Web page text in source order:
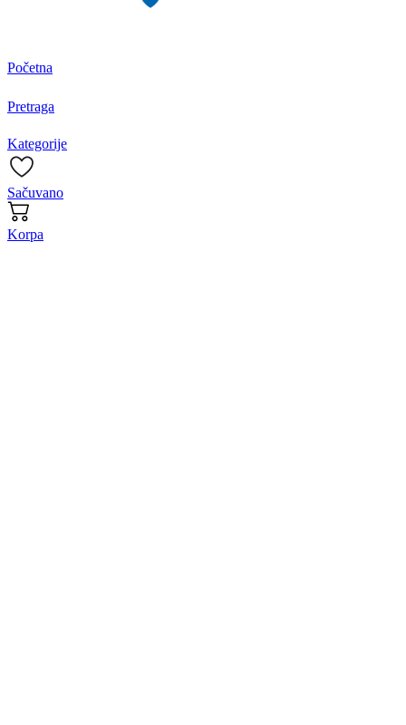
Početna
Pretraga
Kategorije
Sačuvano
Korpa